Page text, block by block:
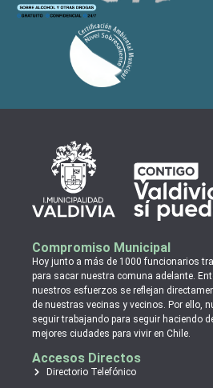
Compromiso Municipal
Hoy junto a más de 1000 funcionarios
para sacar nuestra comuna adelante.
nuestros esfuerzos se reflejan
de nuestras vecinas y vecinos. Por ello,
seguir trabajando para seguir haciendo
mejores ciudades para vivir en Chile.
Accesos Directos
Directorio Telefónico